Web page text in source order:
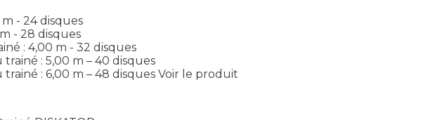
- 24 disques
- 28 disques
: 4,00 m - 32 disques
: 5,00 m – 40 disques
: 6,00 m – 48 disques Voir le produit